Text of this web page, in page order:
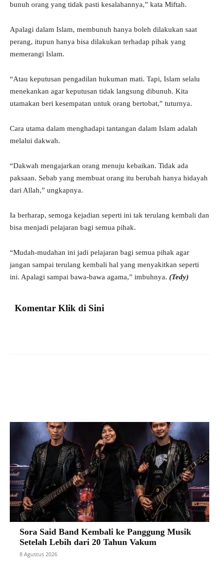
bunuh orang yang tidak pasti kesalahannya,” kata Miftah.
Apalagi dalam Islam, membunuh hanya boleh dilakukan saat
perang, itupun hanya bisa dilakukan terhadap pihak yang
memerangi Islam.
“Atau keputusan pengadilan hukuman mati. Tapi, Islam selalu
menekankan agar keputusan tidak langsung dibunuh. Kita
utamakan beri kesempatan untuk orang bertobat,” tuturnya.
Cara utama dalam menghadapi tantangan dalam Islam adalah
melalui dakwah.
“Dakwah mengajarkan orang menuju kebaikan. Tidak ada
paksaan. Sebab yang membuat orang itu berubah hanya hidayah
dari Allah,” ungkapnya.
Ia berharap, semoga kejadian seperti ini tak terulang kembali dan
bisa menjadi pelajaran bagi semua pihak.
“Mudah-mudahan ini jadi pelajaran bagi semua pihak agar
jangan sampai terulang kembali hal yang menyakitkan seperti
ini. Apalagi sampai bawa-bawa agama,” imbuhnya. (Tedy)
Komentar Klik di Sini
Sora Said Band Kembali ke Panggung Musik
Setelah Lebih dari 20 Tahun Vakum
8 Agustus 2026